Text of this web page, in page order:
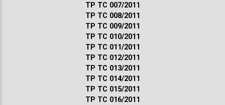
ТР ТС 007/2011
ТР ТС 008/2011
ТР ТС 009/2011
ТР ТС 010/2011
ТР ТС 011/2011
ТР ТС 012/2011
ТР ТС 013/2011
ТР ТС 014/2011
ТР ТС 015/2011
ТР ТС 016/2011